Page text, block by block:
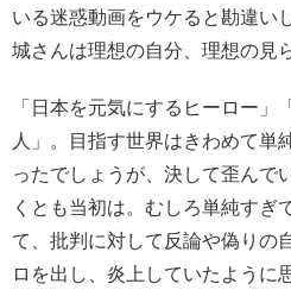
いる迷惑動画をウケると勘違い
城さんは理想の自分、理想の見
「日本を元気にするヒーロー」
人」。目指す世界はきわめて単
ったでしょうが、決して歪んで
くとも当初は。むしろ単純すぎ
て、批判に対して反論や偽りの
ロを出し、炎上していたように